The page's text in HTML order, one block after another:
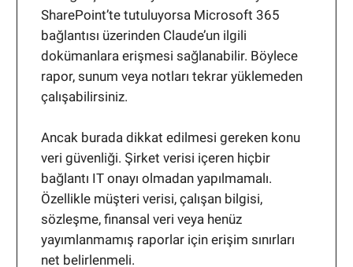
SharePoint’te tutuluyorsa Microsoft 365
bağlantısı üzerinden Claude’un ilgili
dokümanlara erişmesi sağlanabilir. Böylece
rapor, sunum veya notları tekrar yüklemeden
çalışabilirsiniz.
Ancak burada dikkat edilmesi gereken konu
veri güvenliği. Şirket verisi içeren hiçbir
bağlantı IT onayı olmadan yapılmamalı.
Özellikle müşteri verisi, çalışan bilgisi,
sözleşme, finansal veri veya henüz
yayımlanmamış raporlar için erişim sınırları
net belirlenmeli.